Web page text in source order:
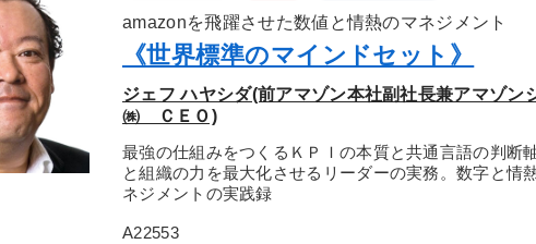
amazonを飛躍させた数値と情熱のマネジメント
《世界標準のマインドセット》
ジェフ ハヤシダ(前アマゾン本社副社長兼アマゾン
㈱ ＣＥＯ)
最強の仕組みをつくるＫＰＩの本質と共通言語の判断
と組織の力を最大化させるリーダーの実務。数字と情
ネジメントの実践録
A22553